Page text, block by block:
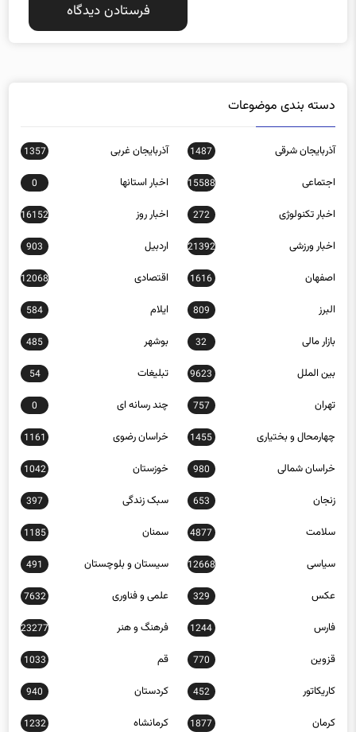
دسته بندی موضوعات
آذربایجان شرقی 1487 آذربایجان غربی 1357
اجتماعی 15588 اخبار استانها 0
اخبار تکنولوژی 272 اخبار روز 16152
اخبار ورزشی 21392 اردبیل 903
اصفهان 1616 اقتصادی 12068
البرز 809 ایلام 584
بازار مالی 32 بوشهر 485
بین الملل 9623 تبلیغات 54
تهران 757 چند رسانه ای 0
چهارمحال و بختیاری 1455 خراسان رضوی 1161
خراسان شمالی 980 خوزستان 1042
زنجان 653 سبک زندگی 397
سلامت 4877 سمنان 1185
سیاسی 12668 سیستان و بلوچستان 491
عکس 329 علمی و فناوری 7632
فارس 1244 فرهنگ و هنر 23277
قزوین 770 قم 1033
کاریکاتور 452 کردستان 940
کرمان 1877 کرمانشاه 1232